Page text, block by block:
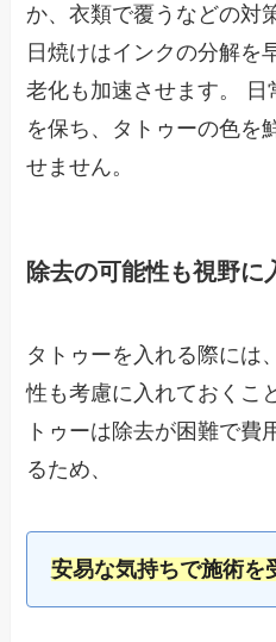
か、衣類で覆うなどの対
日焼けはインクの分解を
老化も加速させます。
を保ち、タトゥーの色を
せません。
除去の可能性も視野に
タトゥーを入れる際には
性も考慮に入れておくこ
トゥーは除去が困難で費
るため、
安易な気持ちで施術を